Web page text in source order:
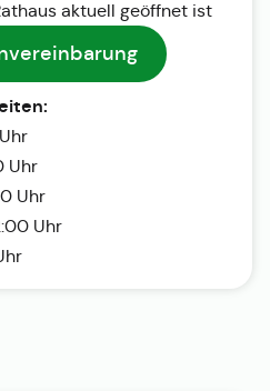
aktuell geöffnet ist
Uhr
Uhr
Uhr